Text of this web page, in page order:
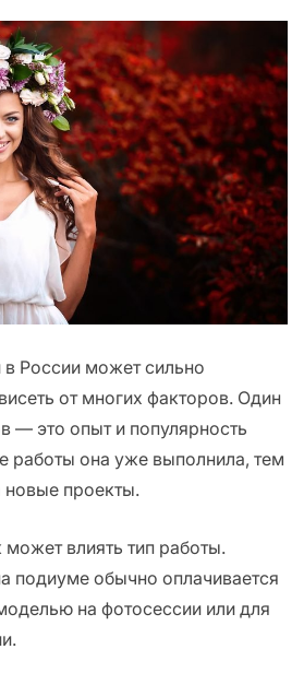
России может сильно
от многих факторов. Один
— это опыт и популярность
работы она уже выполнила, тем
проекты.
влиять тип работы.
подиуме обычно оплачивается
на фотосессии или для